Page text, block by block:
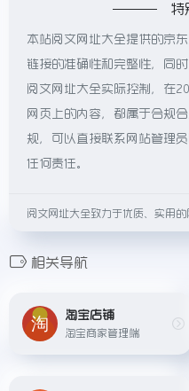
特
本站阅文网址大全提供的京
链接的准确性和完整性，同
阅文网址大全实际控制，在
网页上的内容，都属于合规
规，可以直接联系网站管理
任何责任。
阅文网址大全致力于优质、实用的
相关导航
淘宝店铺
淘宝商家管理端